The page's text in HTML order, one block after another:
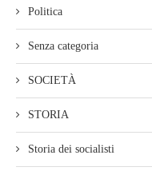
Politica
Senza categoria
SOCIETÀ
STORIA
Storia dei socialisti